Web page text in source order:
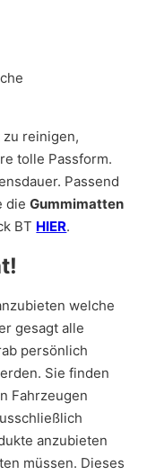
reinigen,
tolle Passform.
Passend
dieGummimatten
BT HIER.
welche
gesagt alle
persönlich
Sie finden
Fahrzeugen
anzubieten
müssen. Dieses